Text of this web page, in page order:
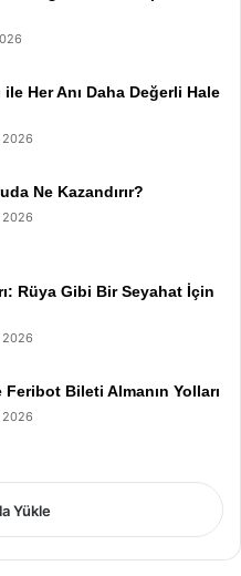
ile Her Anı Daha Değerli Hale
2026
Ne Kazandırır?
2026
Rüya Gibi Bir Seyahat İçin
2026
Bileti Almanın Yolları
2026
Yükle